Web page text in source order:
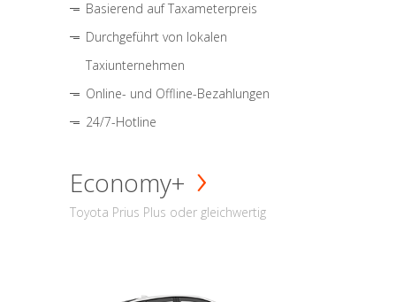
Basierend auf Taxameterpreis
Durchgeführt von lokalen
Taxiunternehmen
Online- und Offline-Bezahlungen
24/7-Hotline
Economy+
Toyota Prius Plus oder gleichwertig